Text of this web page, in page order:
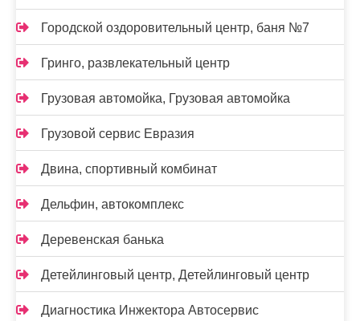
Городской оздоровительный центр, баня №7
Гринго, развлекательный центр
Грузовая автомойка, Грузовая автомойка
Грузовой сервис Евразия
Двина, спортивный комбинат
Дельфин, автокомплекс
Деревенская банька
Детейлинговый центр, Детейлинговый центр
Диагностика Инжектора Автосервис